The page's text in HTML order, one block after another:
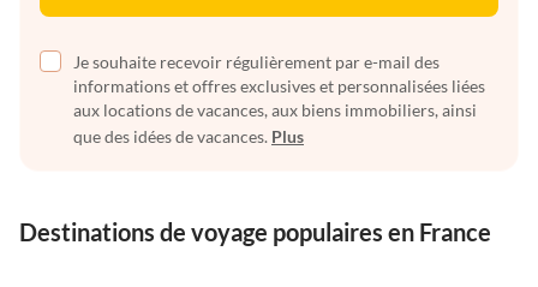
Je souhaite recevoir régulièrement par e-mail des
informations et offres exclusives et personnalisées liées
aux locations de vacances, aux biens immobiliers, ainsi
que des idées de vacances. Plus
Destinations de voyage populaires en France